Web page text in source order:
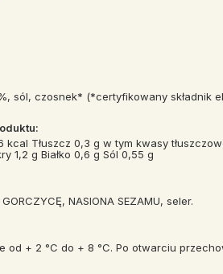
sól, czosnek* (*certyfikowany składnik
kcal Tłuszcz 0,3 g w tym kwasy
1,2 g Białko 0,6 g Sól 0,55 g
NASIONA SEZAMU, seler.
od + 2 °C do + 8 °C. Po otwarciu